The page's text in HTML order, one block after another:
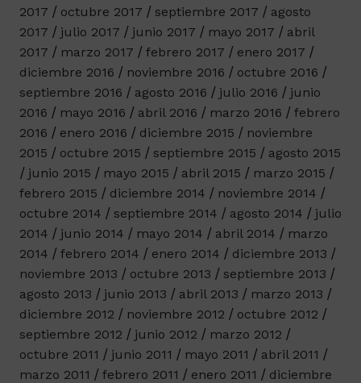
2017
octubre 2017 septiembre 2017
agosto
2017
julio 2017 junio 2017 mayo 2017
abril
2017
marzo 2017 febrero 2017
enero 2017
diciembre 2016
noviembre 2016
octubre 2016
septiembre 2016
agosto 2016 julio 2016
junio
2016
mayo 2016 abril 2016 marzo 2016
febrero
2016
enero 2016 diciembre 2015
noviembre
2015
octubre 2015 septiembre 2015
agosto 2015
junio 2015
mayo 2015 abril 2015
marzo 2015
febrero 2015
diciembre 2014
noviembre 2014
octubre 2014
septiembre 2014 agosto 2014
julio
2014
junio 2014 mayo 2014 abril 2014
marzo
2014
febrero 2014 enero 2014
diciembre 2013
noviembre 2013
octubre 2013
septiembre 2013
agosto 2013
junio 2013 abril 2013
marzo 2013
diciembre 2012
noviembre 2012
octubre 2012
septiembre 2012
junio 2012
marzo 2012
octubre 2011
junio 2011 mayo 2011
abril 2011
marzo 2011
febrero 2011 enero 2011
diciembre